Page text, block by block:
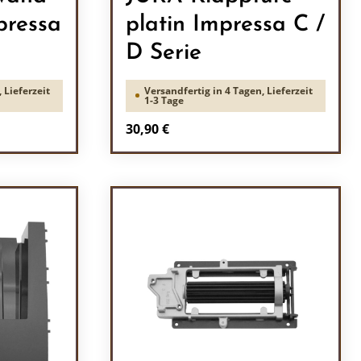
Lieferzeit
platin Impressa C /
D Serie
Versandfertig in 4 Tagen, Lieferzeit
1-3 Tage
Regulärer Preis:
30,90 €